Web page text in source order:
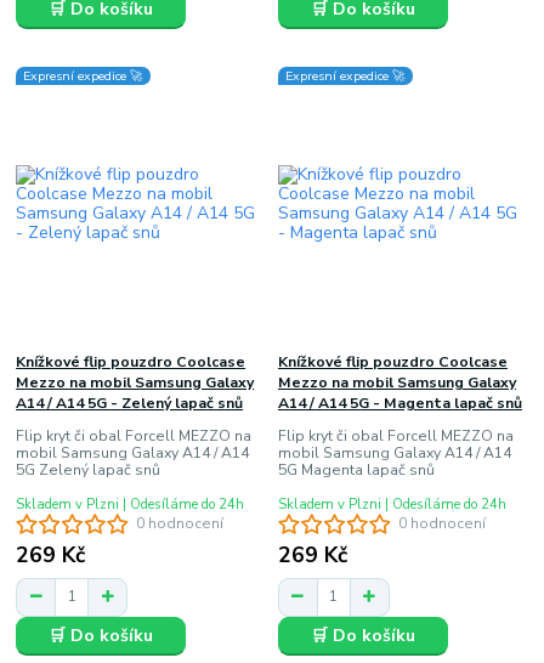
🛒 Do košíku 🛒 Do košíku
Expresní expedice 🚀
0 hodnocení
Knížkové flip pouzdro Coolcase
Mezzo na mobil Samsung Galaxy
A14 / A14 5G - Zelený lapač snů
Flip kryt či obal Forcell MEZZO na
mobil Samsung Galaxy A14 / A14
5G Zelený lapač snů
269 Kč
Skladem v Plzni | Odesíláme do 24h
🛒 Do košíku
Expresní expedice 🚀
0 hodnocení
Knížkové flip pouzdro Coolcase
Mezzo na mobil Samsung Galaxy
A14 / A14 5G - Magenta lapač snů
Flip kryt či obal Forcell MEZZO na
mobil Samsung Galaxy A14 / A14
5G Magenta lapač snů
269 Kč
Skladem v Plzni | Odesíláme do 24h
🛒 Do košíku